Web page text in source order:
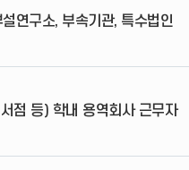
연구소, 부속기관, 특수법인
점 등) 학내 용역회사 근무자